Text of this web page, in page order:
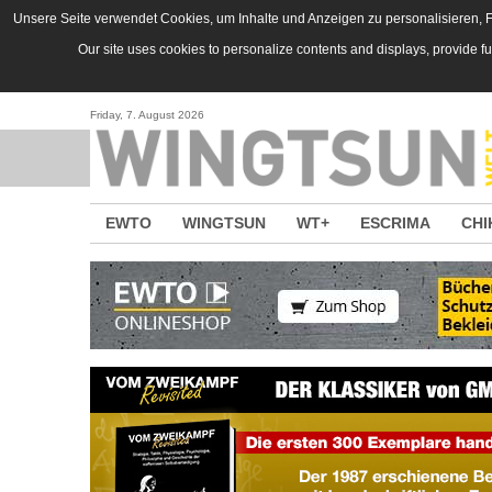
Direkt zum Inhalt
Unsere Seite verwendet Cookies, um Inhalte und Anzeigen zu
Our site uses cookies to personalize contents and displays, provide
Friday, 7. August 2026
EWTO WINGTSUN WT+ ESCRIMA